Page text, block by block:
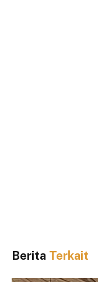
Berita Terkait